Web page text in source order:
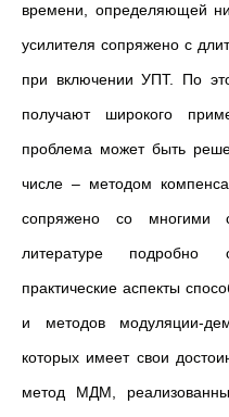
времени, определяющей
усилителя сопряжено с
при включении УПТ. По
получают широкого
проблема может быть
числе – методом
сопряжено со многими
литературе подробно
практические аспекты
и методов модуляции-
которых имеет свои
метод МДМ,